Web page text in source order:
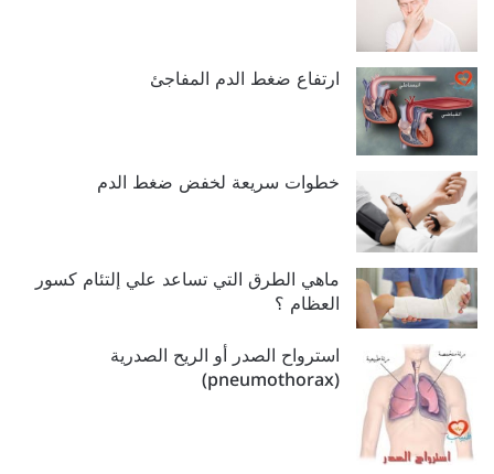
ارتفاع ضغط الدم المفاجئ
خطوات سريعة لخفض ضغط الدم
ماهي الطرق التي تساعد علي إلتئام كسور
العظام ؟
استرواح الصدر أو الريح الصدرية
(pneumothorax)